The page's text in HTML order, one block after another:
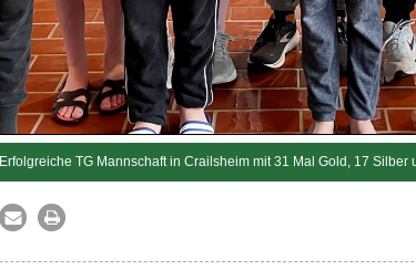
Erfolgreiche TG Mannschaft in Crailsheim mit 31 Mal Gold, 17 Silber